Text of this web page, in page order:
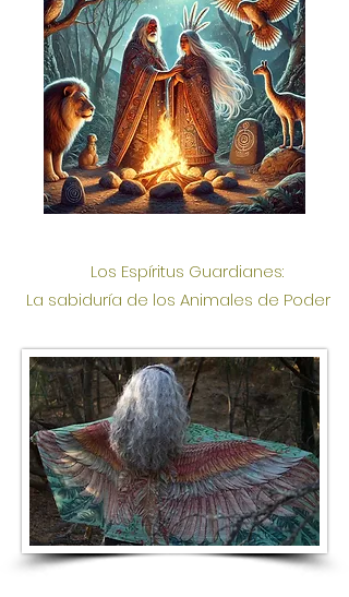
Los Espíritus Guardianes:
La sabiduría de los Animales de Poder